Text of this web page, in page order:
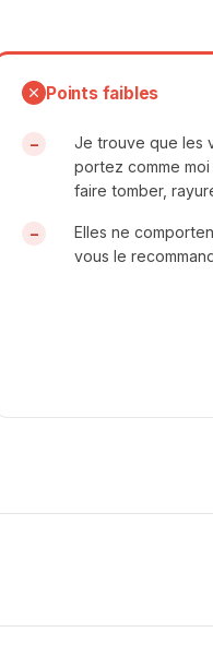
Points faibles
Je trouve que les
portez comme
faire tomber,
Elles ne
vous le